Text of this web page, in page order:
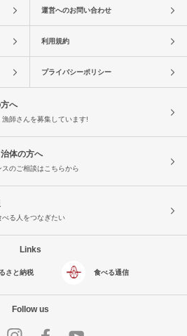
運営へのお問い合わせ
利用規約
プライバシーポリシー
へ
漁師さんを募集しています!
体の方へ
スのご相談はこちらから
べる人をつなぎたい
Links
さと納税 食べる通信
Follow us